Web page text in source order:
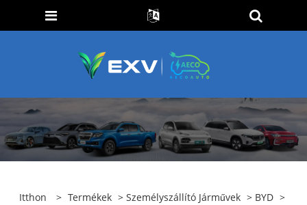
Itthon > Termékek >Személyszállító Járművek > BYD >